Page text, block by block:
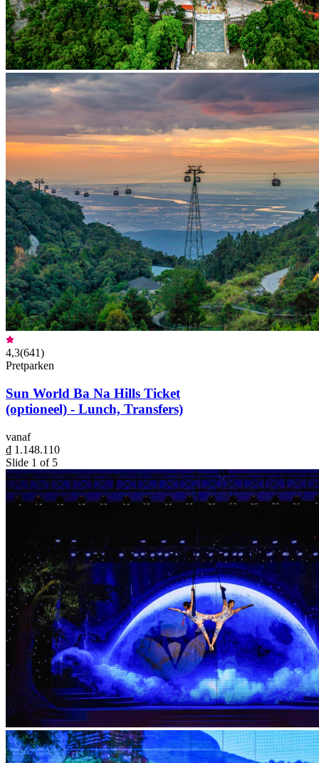
4,3(641)
Pretparken
Sun World Ba Na Hills Ticket
(optioneel) - Lunch, Transfers)
vanaf
₫ 1.148.110
Slide 1 of 5